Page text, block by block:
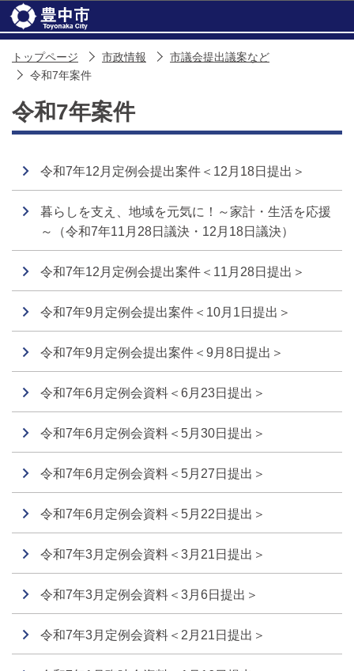
トップページ 市政情報
市議会提出議案など
令和7年案件
令和7年案件
令和7年12月定例会提出案件＜12月18日提出＞
暮らしを支え、地域を元気に！～家計・生活を応援
～（令和7年11月28日議決・12月18日議決）
令和7年12月定例会提出案件＜11月28日提出＞
令和7年9月定例会提出案件＜10月1日提出＞
令和7年9月定例会提出案件＜9月8日提出＞
令和7年6月定例会資料＜6月23日提出＞
令和7年6月定例会資料＜5月30日提出＞
令和7年6月定例会資料＜5月27日提出＞
令和7年6月定例会資料＜5月22日提出＞
令和7年3月定例会資料＜3月21日提出＞
令和7年3月定例会資料＜3月6日提出＞
令和7年3月定例会資料＜2月21日提出＞